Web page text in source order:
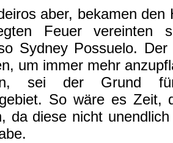
aber, bekamen
Feuer vereinten
Sydney Possuelo.
um immer mehr
sei der Grund
So wäre es Zeit,
da diese nicht